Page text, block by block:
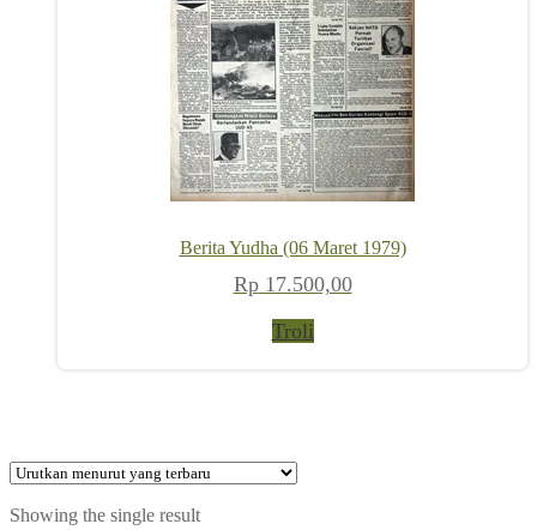
Berita Yudha (06 Maret 1979)
Rp17.500,00
Troli
Showing the single result